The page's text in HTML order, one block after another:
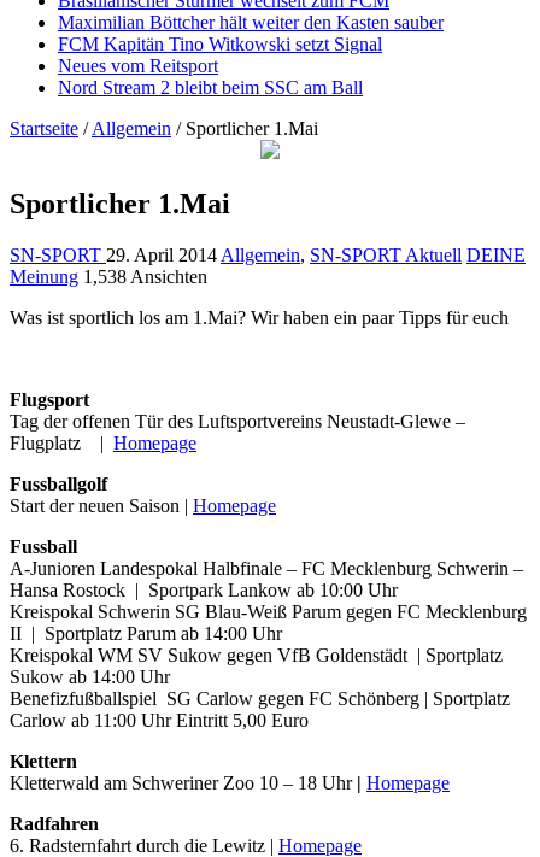
Maximilian Böttcher hält weiter den Kasten sauber
FCM Kapitän Tino Witkowski setzt Signal
Neues vom Reitsport
Nord Stream 2 bleibt beim SSC am Ball
Startseite / Allgemein / Sportlicher 1.Mai
Sportlicher 1.Mai
SN-SPORT 29. April 2014 Allgemein, SN-SPORT Aktuell DEINE
Meinung 1,538 Ansichten
Was ist sportlich los am 1.Mai? Wir haben ein paar Tipps für euch
Flugsport
Tag der offenen Tür des Luftsportvereins Neustadt-Glewe –
Flugplatz | Homepage
Fussballgolf
Start der neuen Saison | Homepage
Fussball
A-Junioren Landespokal Halbfinale – FC Mecklenburg Schwerin –
Hansa Rostock | Sportpark Lankow ab 10:00 Uhr
Kreispokal Schwerin SG Blau-Weiß Parum gegen FC Mecklenburg
II | Sportplatz Parum ab 14:00 Uhr
Kreispokal WM SV Sukow gegen VfB Goldenstädt | Sportplatz
Sukow ab 14:00 Uhr
Benefizfußballspiel SG Carlow gegen FC Schönberg | Sportplatz
Carlow ab 11:00 Uhr Eintritt 5,00 Euro
Klettern
Kletterwald am Schweriner Zoo 10 – 18 Uhr| Homepage
Radfahren
6. Radsternfahrt durch die Lewitz | Homepage